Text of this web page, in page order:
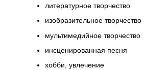
литературное творчество
изобразительное творчество
мультимедийное творчество
инсценированная песня
хобби, увлечение